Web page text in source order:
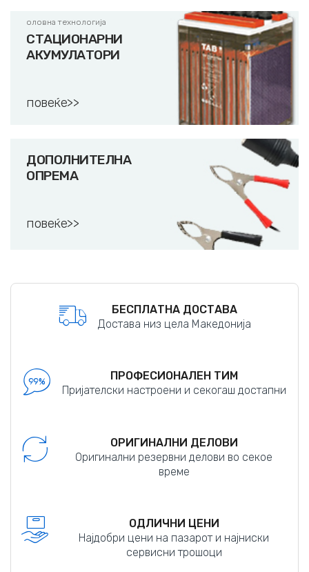
оловна технологија
СТАЦИОНАРНИ
АКУМУЛАТОРИ
повеќе>>
ДОПОЛНИТЕЛНА
ОПРЕМА
повеќе>>
БЕСПЛАТНА ДОСТАВА
Достава низ цела Македонија
ПРОФЕСИОНАЛЕН ТИМ
Пријателски настроени и секогаш достапни
ОРИГИНАЛНИ ДЕЛОВИ
Оригинални резервни делови во секое
време
ОДЛИЧНИ ЦЕНИ
Најдобри цени на пазарот и најниски
сервисни трошоци